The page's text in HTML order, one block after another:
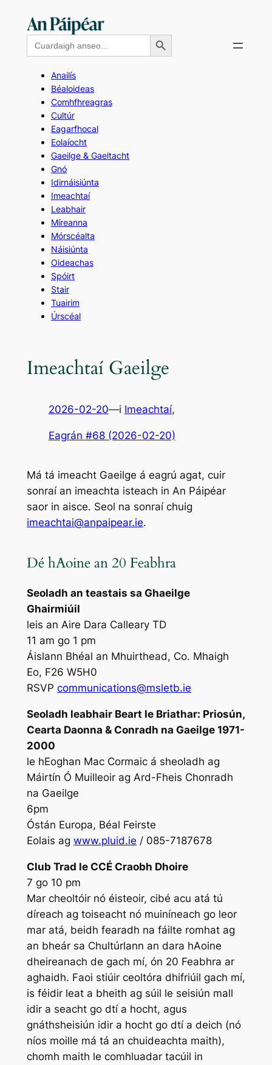
contentSearch
for:
Search Button
Anailís
Béaloideas
Comhfhreagras
Cultúr
Eagarfhocal
Eolaíocht
Gaeilge & Gaeltacht
Gnó
Idirnáisiúnta
Imeachtaí
Leabhair
Míreanna
Mórscéalta
Náisiúnta
Oideachas
Spóirt
Stair
Tuairim
Úrscéal
Imeachtaí Gaeilge
2026-02-20—i Imeachtaí,
Eagrán #68 (2026-02-20)
Má tá imeacht Gaeilge á eagrú agat, cuir
sonraí an imeachta isteach in An Páipéar
saor in aisce. Seol na sonraí chuig
imeachtai@anpaipear.ie.
Dé hAoine an 20 Feabhra
Seoladh an teastais sa Ghaeilge
Ghairmiúil
leis an Aire Dara Calleary TD
11 am go 1 pm
Áislann Bhéal an Mhuirthead, Co. Mhaigh
Eo, F26 W5H0
RSVP communications@msletb.ie
Seoladh leabhair Beart le Briathar: Priosún,
Cearta Daonna & Conradh na Gaeilge 1971-
2000
le hEoghan Mac Cormaic á sheoladh ag
Máirtín Ó Muilleoir ag Ard-Fheis Chonradh
na Gaeilge
6pm
Óstán Europa, Béal Feirste
Eolais ag www.pluid.ie / 085-7187678
Club Trad le CCÉ Craobh Dhoire
7 go 10 pm
Mar cheoltóir nó éisteoir, cibé acu atá tú
díreach ag toiseacht nó muiníneach go leor
mar atá, beidh fearadh na fáilte romhat ag
an bheár sa Chultúrlann an dara hAoine
dheireanach de gach mí, ón 20 Feabhra ar
aghaidh. Faoi stiúir ceoltóra dhifriúil gach mí,
is féidir leat a bheith ag súil le seisiún mall
idir a seacht go dtí a hocht, agus
gnáthsheisiún idir a hocht go dtí a deich (nó
níos moille má tá an chuideachta maith),
chomh maith le comhluadar tacúil in